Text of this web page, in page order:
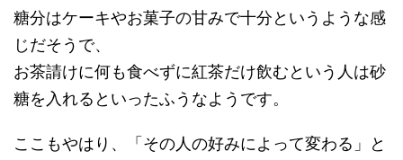
糖分はケーキやお菓子の甘みで十分というような感
じだそうで、
お茶請けに何も食べずに紅茶だけ飲むという人は砂
糖を入れるといったふうなようです。
ここもやはり、「その人の好みによって変わる」と